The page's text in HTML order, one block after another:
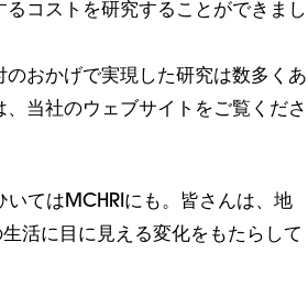
コストを研究することができまし
おかげで実現した研究は数多くあ
当社のウェブサイトをご覧くださ
てはMCHRIにも。皆さんは、地
活に目に見える変化をもたらして